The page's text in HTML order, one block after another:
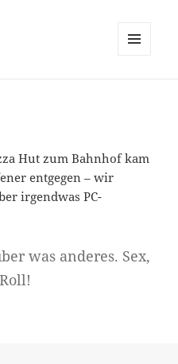
Hut zum Bahnhof kam
entgegen – wir
irgendwas PC-
was anderes. Sex,